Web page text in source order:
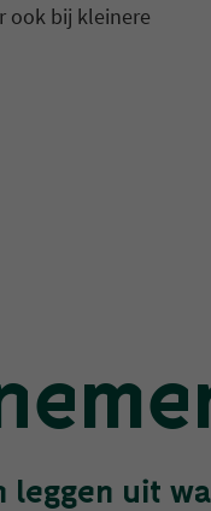
ook bij kleinere
leggen uit